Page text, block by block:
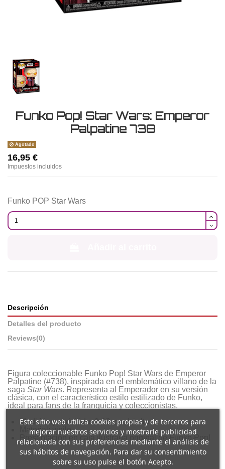
Funko Pop! Star Wars: Emperor
Palpatine 738
Agotado
16,95 €
Impuestos incluidos
Funko POP Star Wars
Descripción
Detalles del producto
Reviews(0)
Figura coleccionable Funko Pop! Star Wars de Emperor
Palpatine (#738), inspirada en el emblemático villano de la
saga Star Wars. Representa al Emperador en su versión
clásica, con el característico estilo estilizado de Funko,
ideal para fans de la franquicia y coleccionistas.
Medida aproximada: 9-10 cm de alto
Material: vinilo
Presentación en caja ilustrada original de Funko Pop!
Este sitio web utiliza cookies propias y de terceros para
mejorar nuestros servicios y mostrarle publicidad
relacionada con sus preferencias mediante el análisis de
sus hábitos de navegación. Para dar su consentimiento
sobre su uso pulse el botón Acepto.